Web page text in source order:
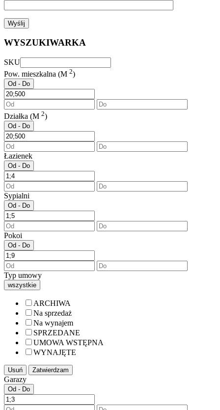
WYSZUKIWARKA
SKU
Pow. mieszkalna (M 2)
Od - Do
Działka (M 2)
Od - Do
Łazienek
Od - Do
Sypialni
Od - Do
Pokoi
Od - Do
Typ umowy
wszystkie
ARCHIWA
Na sprzedaż
Na wynajem
SPRZEDANE
UMOWA WSTĘPNA
WYNAJĘTE
Usuń Zatwierdzam
Garazy
Od - Do